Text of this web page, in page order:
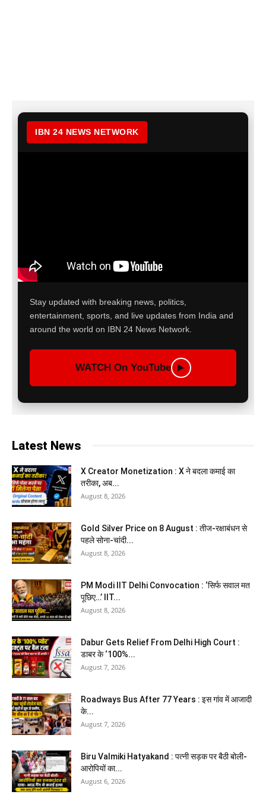
IBN 24 NEWS NETWORK
Stay updated with breaking news, politics,
entertainment, sports, and live updates from India and
around the world on IBN 24 News Network.
WATCH On YouTube ▶
Latest News
X Creator Monetization : X ने बदला कमाई का
तरीका, अब...
August 8, 2026
Gold Silver Price on 8 August : तीज-रक्षाबंधन से
पहले सोना-चांदी...
August 8, 2026
PM Modi IIT Delhi Convocation : ‘सिर्फ सवाल मत
पूछिए…’ IIT...
August 8, 2026
Dabur Gets Relief From Delhi High Court :
डाबर के ‘100%...
August 7, 2026
Roadways Bus After 77 Years : इस गांव में आजादी
के...
August 7, 2026
Biru Valmiki Hatyakand : पत्नी सड़क पर बैठी बोली-
आरोपियों का...
August 6, 2026